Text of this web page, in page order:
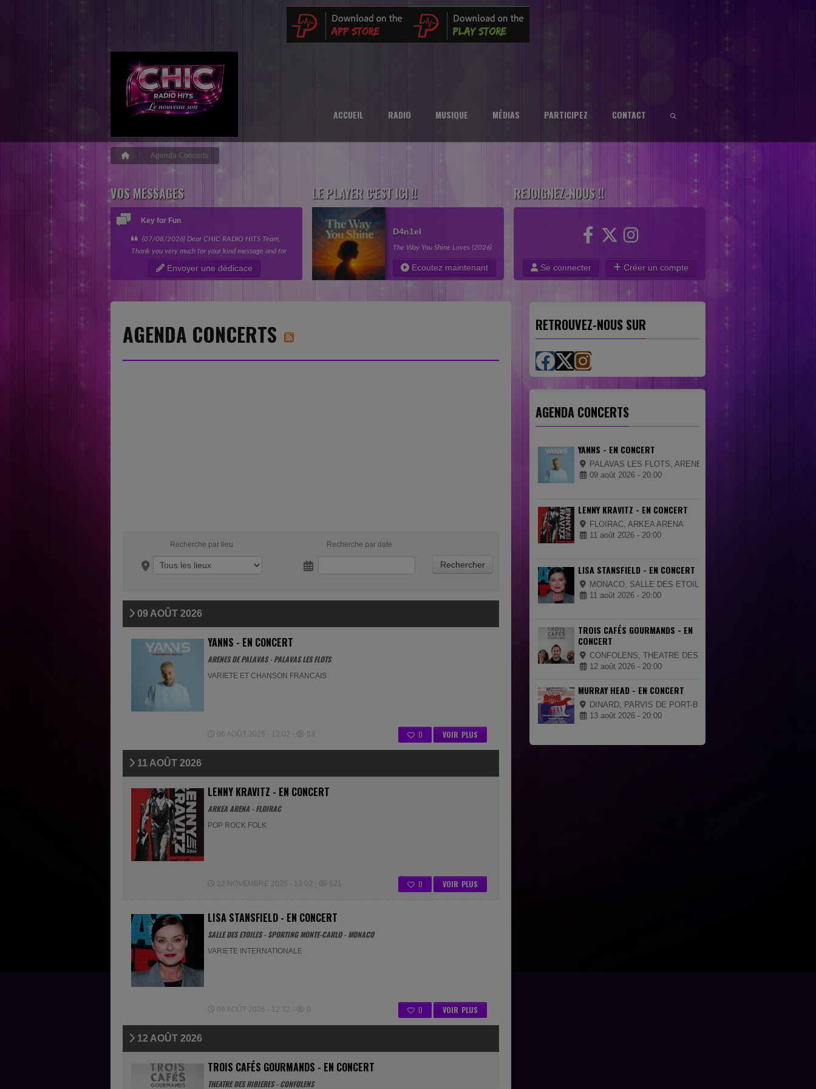
ACCUEIL RADIO MUSIQUE MÉDIAS PARTICIPEZ CONTACT
Agenda Concerts
VOS MESSAGES
Key for Fun
(07/08/2026) Dear CHIC RADIO HITS Team,
Thank you very much for your kind message and for
giving my song the opportunity to be featured in your
“Nouvelles sensations” category....
Envoyer une dédicace
LE PLAYER C'EST ICI !!
D4n1el
The Way You Shine Loves (2026)
Ecoutez maintenant
REJOIGNEZ-NOUS !!
Se connecter Créer un compte
AGENDA CONCERTS
Recherche par date
Recherche par lieu
09 AOÛT 2026
YANNS - EN CONCERT
ARENES DE PALAVAS - PALAVAS LES FLOTS
VARIETE ET CHANSON FRANCAIS
VOIR PLUS
0
06 AOÛT 2026 - 12:02 - 53
11 AOÛT 2026
LENNY KRAVITZ - EN CONCERT
ARKEA ARENA - FLOIRAC
POP ROCK FOLK
VOIR PLUS
0
22 NOVEMBRE 2025 - 13:02 - 521
LISA STANSFIELD - EN CONCERT
SALLE DES ETOILES - SPORTING MONTE-CARLO - MONACO
VARIETE INTERNATIONALE
VOIR PLUS
0
09 AOÛT 2026 - 12:32 - 0
12 AOÛT 2026
TROIS CAFÉS GOURMANDS - EN CONCERT
THEATRE DES RIBIERES - CONFOLENS
RETROUVEZ-NOUS SUR
AGENDA CONCERTS
YANNS - EN CONCERT
PALAVAS LES FLOTS, ARENES DE PALAVAS
09 août 2026 - 20:00
LENNY KRAVITZ - EN CONCERT
FLOIRAC, ARKEA ARENA
11 août 2026 - 20:00
LISA STANSFIELD - EN CONCERT
MONACO, SALLE DES ETOILES - SPORTING MONTE-CARLO
11 août 2026 - 20:00
TROIS CAFÉS GOURMANDS - EN
CONCERT
CONFOLENS, THEATRE DES RIBIERES
12 août 2026 - 20:00
MURRAY HEAD - EN CONCERT
DINARD, PARVIS DE PORT-BRETON
13 août 2026 - 20:00